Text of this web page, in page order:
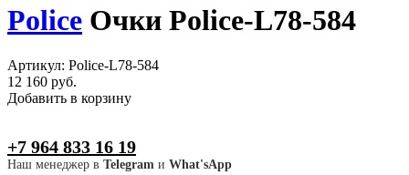
Police Очки Police-L78-584
Артикул: Police-L78-584
12 160 руб.
Добавить в корзину
+7 964 833 16 19
Наш менеджер в Telegram и What'sApp